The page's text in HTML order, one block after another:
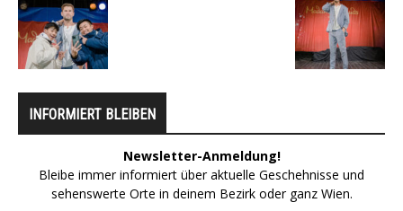
INFORMIERT BLEIBEN
Newsletter-Anmeldung!
Bleibe immer informiert über aktuelle Geschehnisse und
sehenswerte Orte in deinem Bezirk oder ganz Wien.